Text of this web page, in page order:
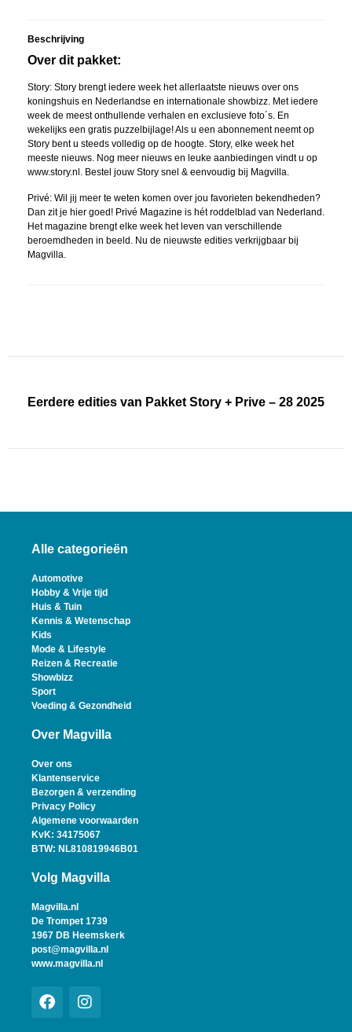
Beschrijving
Over dit pakket:
Story: Story brengt iedere week het allerlaatste nieuws over ons
koningshuis en Nederlandse en internationale showbizz. Met iedere
week de meest onthullende verhalen en exclusieve foto´s. En
wekelijks een gratis puzzelbijlage! Als u een abonnement neemt op
Story bent u steeds volledig op de hoogte. Story, elke week het
meeste nieuws. Nog meer nieuws en leuke aanbiedingen vindt u op
www.story.nl. Bestel jouw Story snel & eenvoudig bij Magvilla.
Privé: Wil jij meer te weten komen over jou favorieten bekendheden?
Dan zit je hier goed! Privé Magazine is hét roddelblad van Nederland.
Het magazine brengt elke week het leven van verschillende
beroemdheden in beeld. Nu de nieuwste edities verkrijgbaar bij
Magvilla.
Eerdere edities van Pakket Story + Prive – 28 2025
Alle categorieën
Automotive
Hobby & Vrije tijd
Huis & Tuin
Kennis & Wetenschap
Kids
Mode & Lifestyle
Reizen & Recreatie
Showbizz
Sport
Voeding & Gezondheid
Over Magvilla
Over ons
Klantenservice
Bezorgen & verzending
Privacy Policy
Algemene voorwaarden
KvK: 34175067
BTW: NL810819946B01
Volg Magvilla
Magvilla.nl
De Trompet 1739
1967 DB Heemskerk
post@magvilla.nl
www.magvilla.nl